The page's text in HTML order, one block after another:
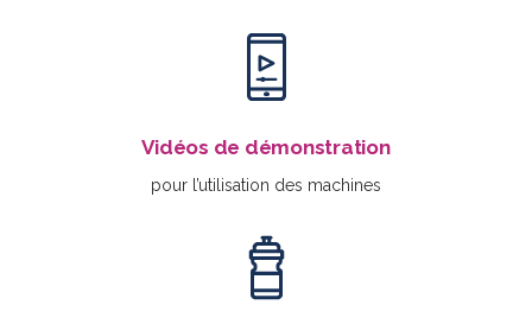
Vidéos de démonstration
pour l’utilisation des machines